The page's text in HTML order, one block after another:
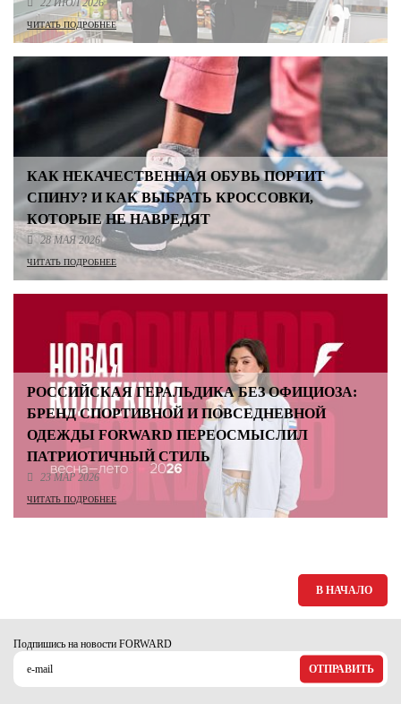
22 ИЮЛ 2026
ЧИТАТЬ ПОДРОБНЕЕ
КАК НЕКАЧЕСТВЕННАЯ ОБУВЬ ПОРТИТ
СПИНУ? И КАК ВЫБРАТЬ КРОССОВКИ,
КОТОРЫЕ НЕ НАВРЕДЯТ
28 МАЯ 2026
ЧИТАТЬ ПОДРОБНЕЕ
РОССИЙСКАЯ ГЕРАЛЬДИКА БЕЗ ОФИЦИОЗА:
БРЕНД СПОРТИВНОЙ И ПОВСЕДНЕВНОЙ
ОДЕЖДЫ FORWARD ПЕРЕОСМЫСЛИЛ
ПАТРИОТИЧНЫЙ СТИЛЬ
23 МАР 2026
ЧИТАТЬ ПОДРОБНЕЕ
В НАЧАЛО
Подпишись на новости FORWARD
ОТПРАВИТЬ